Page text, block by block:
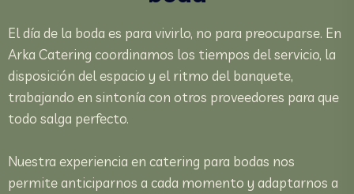
El día de la boda es para vivirlo, no para preocuparse. En
Arka Catering coordinamos los tiempos del servicio, la
disposición del espacio y el ritmo del banquete,
trabajando en sintonía con otros proveedores para que
todo salga perfecto.
Nuestra experiencia en catering para bodas nos
permite anticiparnos a cada momento y adaptarnos a